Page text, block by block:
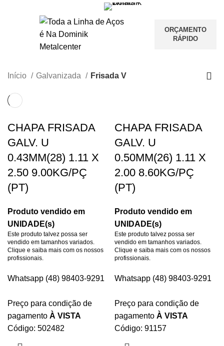
ORÇAMENTO
RÁPIDO
Início Galvanizada Frisada V
CHAPA FRISADA
GALV. U
0.43MM(28) 1.11 X
2.50 9.00KG/PÇ
(PT)
Produto vendido em
UNIDADE(s)
Este produto talvez possa ser
vendido em tamanhos variados.
Clique e saiba mais com os nossos
profissionais.
Whatsapp (48) 98403-9291
Preço para condição de
pagamento À VISTA
Código: 502482
CHAPA FRISADA
GALV. U
0.50MM(26) 1.11 X
2.00 8.60KG/PÇ
(PT)
Produto vendido em
UNIDADE(s)
Este produto talvez possa ser
vendido em tamanhos variados.
Clique e saiba mais com os nossos
profissionais.
Whatsapp (48) 98403-9291
Preço para condição de
pagamento À VISTA
Código: 91157